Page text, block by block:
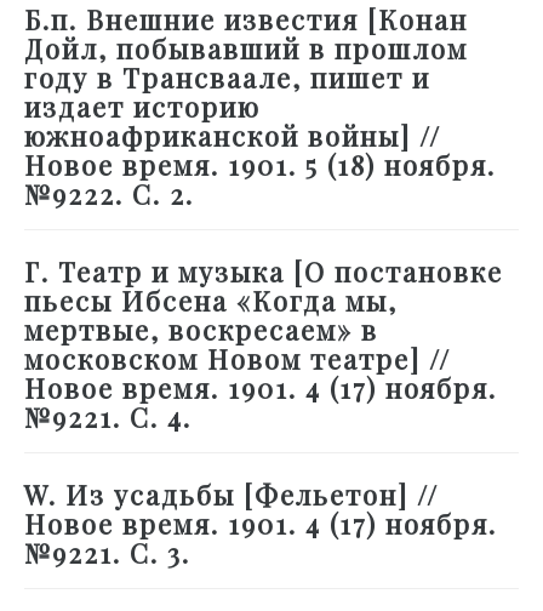
Б.п. Внешние известия [Конан
Дойл, побывавший в прошлом
году в Трансваале, пишет и
издает историю
южноафриканской войны] //
Новое время. 1901. 5 (18) ноября.
№9222. С. 2.
Г. Театр и музыка [О постановке
пьесы Ибсена «Когда мы,
мертвые, воскресаем» в
московском Новом театре] //
Новое время. 1901. 4 (17) ноября.
№9221. С. 4.
W. Из усадьбы [Фельетон] //
Новое время. 1901. 4 (17) ноября.
№9221. С. 3.